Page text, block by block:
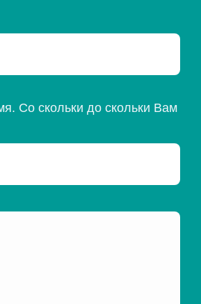
Со скольки до скольки Вам